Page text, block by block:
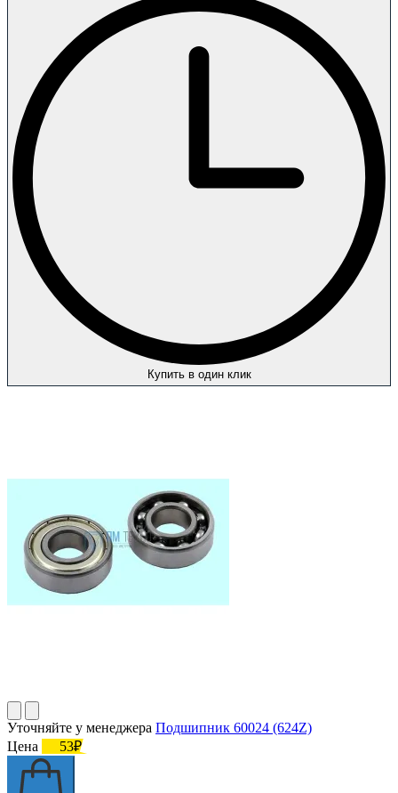
Купить в один клик
Уточняйте у менеджера Подшипник 60024 (624Z)
Цена
53₽